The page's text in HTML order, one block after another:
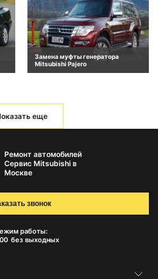
Замена муфты генератора
Mitsubishi Pajero
еще
Ремонт автомобилей
Сервис Mitsubishi в
Москве
работы:
без выходных
звонок